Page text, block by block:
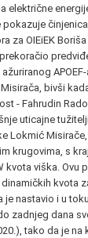
električne
pokazuje
za OIEiEK
bivši
- Fahrudin
uticajne
Lokmić
krugovima, s
kvota viška. Ovu
kvota
je nastavio i u
zadnjeg dana
tako da je na